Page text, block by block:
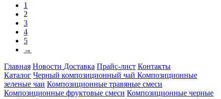
1
2
3
4
5
→
Главная Новости Доставка Прайс-лист Контакты
Каталог Черный композиционный чай Композиционные
зеленые чаи Композиционные травяные смеси
Композиционные фруктовые смеси Композиционные черные